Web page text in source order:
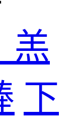
羔
下